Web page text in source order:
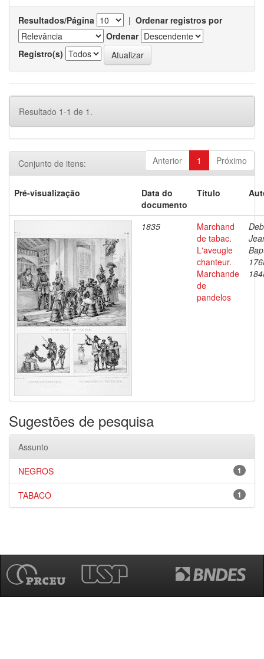
Resultados/Página | Ordenar registros por
Ordenar
Registro(s)
Resultado 1-1 de 1.
Anterior 1 Próximo
Conjunto de itens:
Pré-visualização
Data do
documento
Título
1835
Marchand
de tabac.
L'aveugle
chanteur.
Marchande
de
pandelos
Sugestões de pesquisa
Assunto
1
NEGROS
1
TABACO